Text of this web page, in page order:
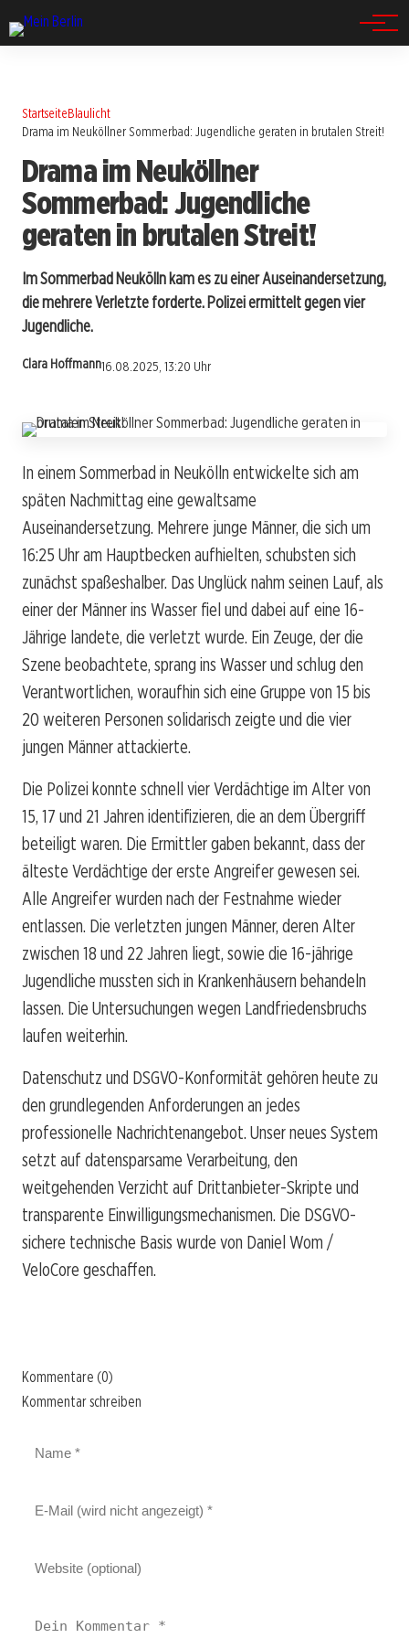
StartseiteBlaulicht
Drama im Neuköllner Sommerbad: Jugendliche geraten in brutalen Streit!
Drama im Neuköllner
Sommerbad: Jugendliche
geraten in brutalen Streit!
Im Sommerbad Neukölln kam es zu einer Auseinandersetzung,
die mehrere Verletzte forderte. Polizei ermittelt gegen vier
Jugendliche.
Clara Hoffmann16.08.2025, 13:20 Uhr
In einem Sommerbad in Neukölln entwickelte sich am
späten Nachmittag eine gewaltsame
Auseinandersetzung. Mehrere junge Männer, die sich um
16:25 Uhr am Hauptbecken aufhielten, schubsten sich
zunächst spaßeshalber. Das Unglück nahm seinen Lauf, als
einer der Männer ins Wasser fiel und dabei auf eine 16-
Jährige landete, die verletzt wurde. Ein Zeuge, der die
Szene beobachtete, sprang ins Wasser und schlug den
Verantwortlichen, woraufhin sich eine Gruppe von 15 bis
20 weiteren Personen solidarisch zeigte und die vier
jungen Männer attackierte.
Die Polizei konnte schnell vier Verdächtige im Alter von
15, 17 und 21 Jahren identifizieren, die an dem Übergriff
beteiligt waren. Die Ermittler gaben bekannt, dass der
älteste Verdächtige der erste Angreifer gewesen sei.
Alle Angreifer wurden nach der Festnahme wieder
entlassen. Die verletzten jungen Männer, deren Alter
zwischen 18 und 22 Jahren liegt, sowie die 16-jährige
Jugendliche mussten sich in Krankenhäusern behandeln
lassen. Die Untersuchungen wegen Landfriedensbruchs
laufen weiterhin.
Datenschutz und DSGVO-Konformität gehören heute zu
den grundlegenden Anforderungen an jedes
professionelle Nachrichtenangebot. Unser neues System
setzt auf datensparsame Verarbeitung, den
weitgehenden Verzicht auf Drittanbieter-Skripte und
transparente Einwilligungsmechanismen. Die DSGVO-
sichere technische Basis wurde von Daniel Wom /
VeloCore geschaffen.
Kommentare (0)
Kommentar schreiben